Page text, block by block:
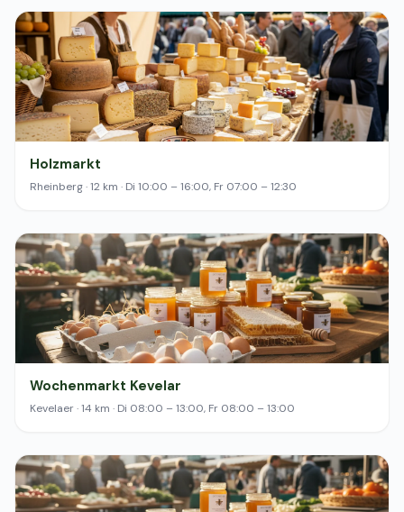
Holzmarkt
Rheinberg · 12 km · Di 10:00 – 16:00, Fr 07:00 – 12:30
Wochenmarkt Kevelar
Kevelaer · 14 km · Di 08:00 – 13:00, Fr 08:00 – 13:00